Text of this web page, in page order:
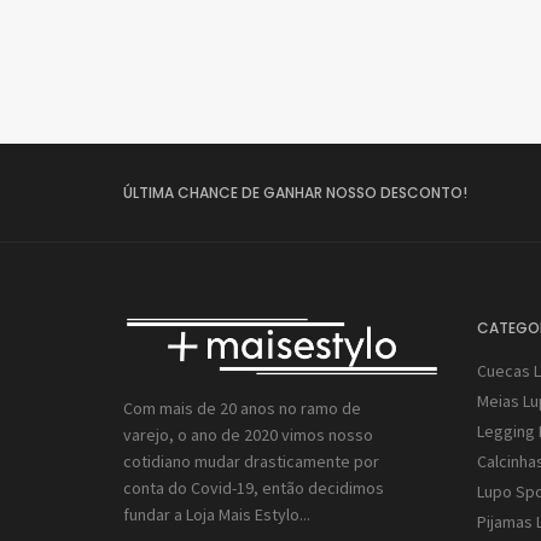
ÚLTIMA CHANCE DE GANHAR NOSSO DESCONTO!
Com mais de 20 anos no ramo de
varejo, o ano de 2020 vimos nosso
cotidiano mudar drasticamente por
conta do Covid-19, então decidimos
fundar a Loja Mais Estylo...
Cuecas
Meias
Legging
Lupo
Pijamas